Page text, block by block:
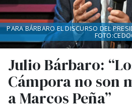
Julio Bárbaro:
Cámpora no son
a Marcos Peña”
PARA BÁRBARO EL DISCURSO DEL